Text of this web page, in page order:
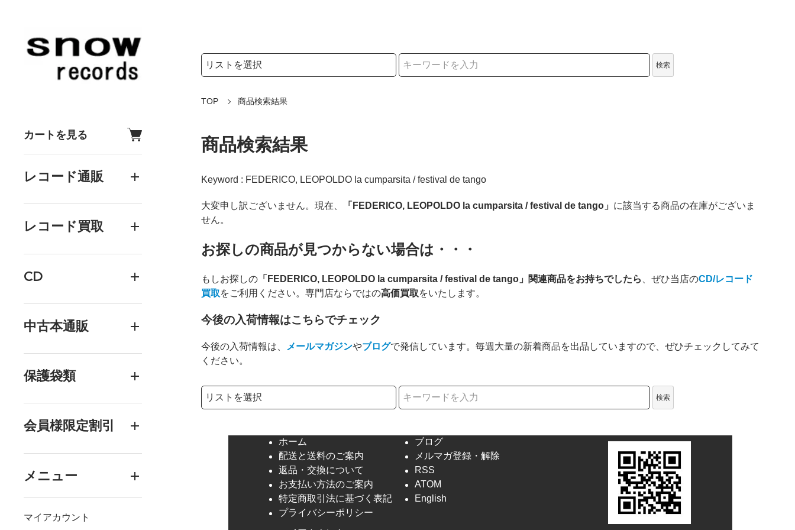
カートを見る
レコード通販
レコード買取
CD
中古本通販
保護袋類
会員様限定割引
メニュー
マイアカウント
検索リストの選択
検索
TOP 商品検索結果
商品検索結果
Keyword : FEDERICO, LEOPOLDO la cumparsita / festival de tango
大変申し訳ございません。現在、 「FEDERICO, LEOPOLDO la cumparsita / festival de tango」 に該当する商品の在庫がございま
せん。
お探しの商品が見つからない場合は・・・
もしお探しの 「FEDERICO, LEOPOLDO la cumparsita / festival de tango」関連商品をお持ちでしたら 、ぜひ当店のCD/レコード
買取をご利用ください。専門店ならではの高価買取をいたします。
今後の入荷情報はこちらでチェック
今後の入荷情報は、 メールマガジンやブログで発信しています。毎週大量の新着商品を出品していますので、ぜひチェックしてみて
ください。
検索リストの選択
検索
ホーム
配送と送料のご案内
返品・交換について
お支払い方法のご案内
特定商取引法に基づく表記
プライバシーポリシー
ブログ
メルマガ登録・解除
RSS
ATOM
English